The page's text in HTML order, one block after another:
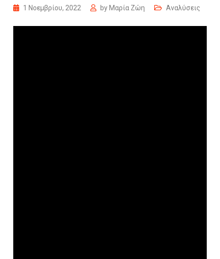
1 Νοεμβρίου, 2022 by Μαρία Ζώη Αναλύσεις